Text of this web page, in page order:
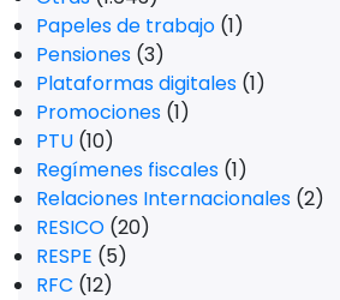
Papeles de trabajo (1)
Pensiones (3)
Plataformas digitales (1)
Promociones (1)
PTU (10)
Regímenes fiscales (1)
Relaciones Internacionales (2)
RESICO (20)
RESPE (5)
RFC (12)